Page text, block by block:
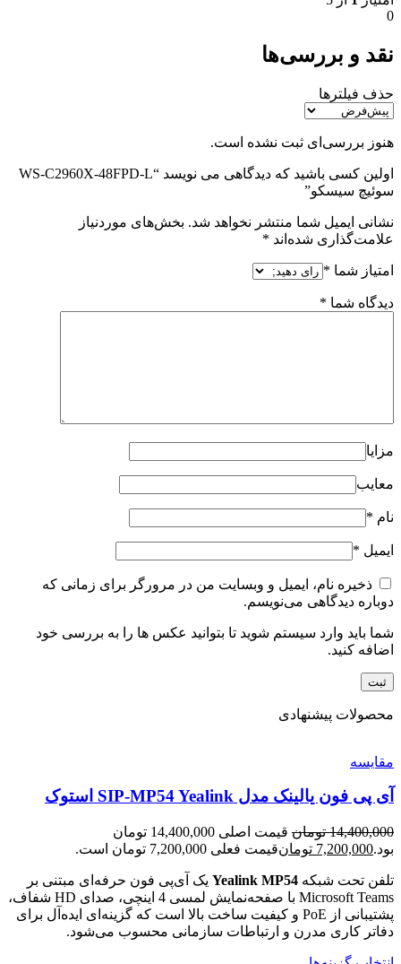
0
نقد و بررسی‌ها
حذف فیلترها
هنوز بررسی‌ای ثبت نشده است.
اولین کسی باشید که دیدگاهی می نویسد “WS-C2960X-48FPD-L
سوئیچ سیسکو”
نشانی ایمیل شما منتشر نخواهد شد. بخش‌های موردنیاز
علامت‌گذاری شده‌اند *
امتیاز شما *
دیدگاه شما *
مزایا
معایب
نام *
ایمیل *
ذخیره نام، ایمیل و وبسایت من در مرورگر برای زمانی که
دوباره دیدگاهی می‌نویسم.
شما باید وارد سیستم شوید تا بتوانید عکس ها را به بررسی خود
اضافه کنید.
محصولات پیشنهادی
مقایسه
آی پی فون یالینک مدل SIP-MP54 Yealink استوک
14,400,000 تومان
قیمت اصلی 14,400,000 تومان
بود.7,200,000 تومانقیمت فعلی 7,200,000 تومان است.
تلفن تحت شبکه Yealink MP54 یک آی‌پی فون حرفه‌ای مبتنی بر
Microsoft Teams با صفحه‌نمایش لمسی 4 اینچی، صدای HD شفاف،
پشتیبانی از PoE و کیفیت ساخت بالا است که گزینه‌ای ایده‌آل برای
دفاتر کاری مدرن و ارتباطات سازمانی محسوب می‌شود.